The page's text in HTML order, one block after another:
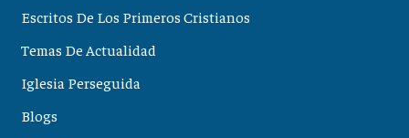
Escritos De Los Primeros Cristianos
Temas De Actualidad
Iglesia Perseguida
Blogs